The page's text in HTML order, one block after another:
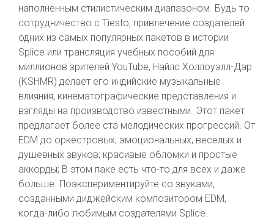
наполненным стилистическим диапазоном. Будь то
сотрудничество с Tiesto, привлечение создателей
одних из самых популярных пакетов в истории
Splice или трансляция учебных пособий для
миллионов зрителей YouTube, Найлс Холлоуэлл-Дар
(KSHMR) делает его индийские музыкальные
влияния, кинематографические представления и
взгляды на производство известными. Этот пакет
предлагает более ста мелодических прогрессий. От
EDM до оркестровых, эмоциональных, веселых и
душевных звуков; красивые обломки и простые
аккорды; В этом паке есть что-то для всех и даже
больше. Поэкспериментируйте со звуками,
созданными диджейским композитором EDM,
когда-либо любимым создателями Splice.